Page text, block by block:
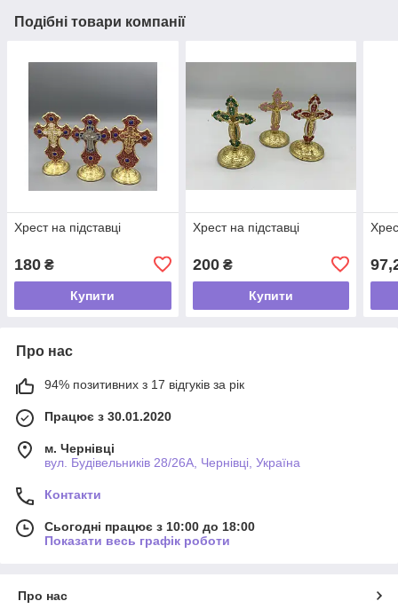
Подібні товари компанії
Хрест на підставці
180 ₴
Купити
Хрест на підставці
200₴
Купити
Про нас
94% позитивних з 17 відгуків за рік
Працює з 30.01.2020
м. Чернівці
вул. Будівельників 28/26А, Чернівці, Україна
Контакти
Сьогодні працює з 10:00 до 18:00
Показати весь графік роботи
Про нас